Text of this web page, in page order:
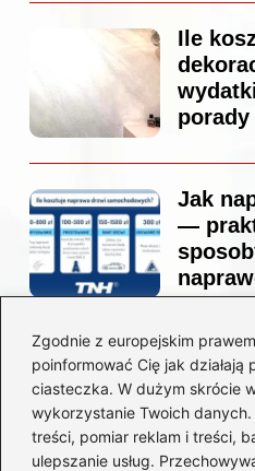
Zgodnie z europejskim
poinformować Cię jak
ciasteczka. W dużym skrócie
wykorzystanie Twoich
treści, pomiar reklam i treści,
ulepszanie usług.
Ile
porady
Jak
—
Ile
ceny,